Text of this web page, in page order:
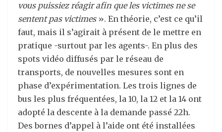
vous puissiez réagir afin que les victimes ne se
sentent pas victimes». En théorie, c’est ce qu’il
faut, mais il s’agirait à présent de le mettre en
pratique -surtout par les agents-. En plus des
spots vidéo diffusés par le réseau de
transports, de nouvelles mesures sont en
phase d’expérimentation. Les trois lignes de
bus les plus fréquentées, la 10, la 12 et la 14 ont
adopté la descente à la demande passé 22h.
Des bornes d’appel à l’aide ont été installées